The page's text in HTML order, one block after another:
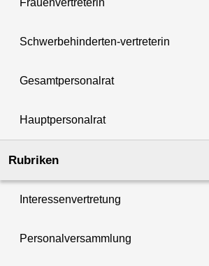
Schwerbehinderten-vertreterin
Gesamtpersonalrat
Hauptpersonalrat
Rubriken
Interessenvertretung
Personalversammlung